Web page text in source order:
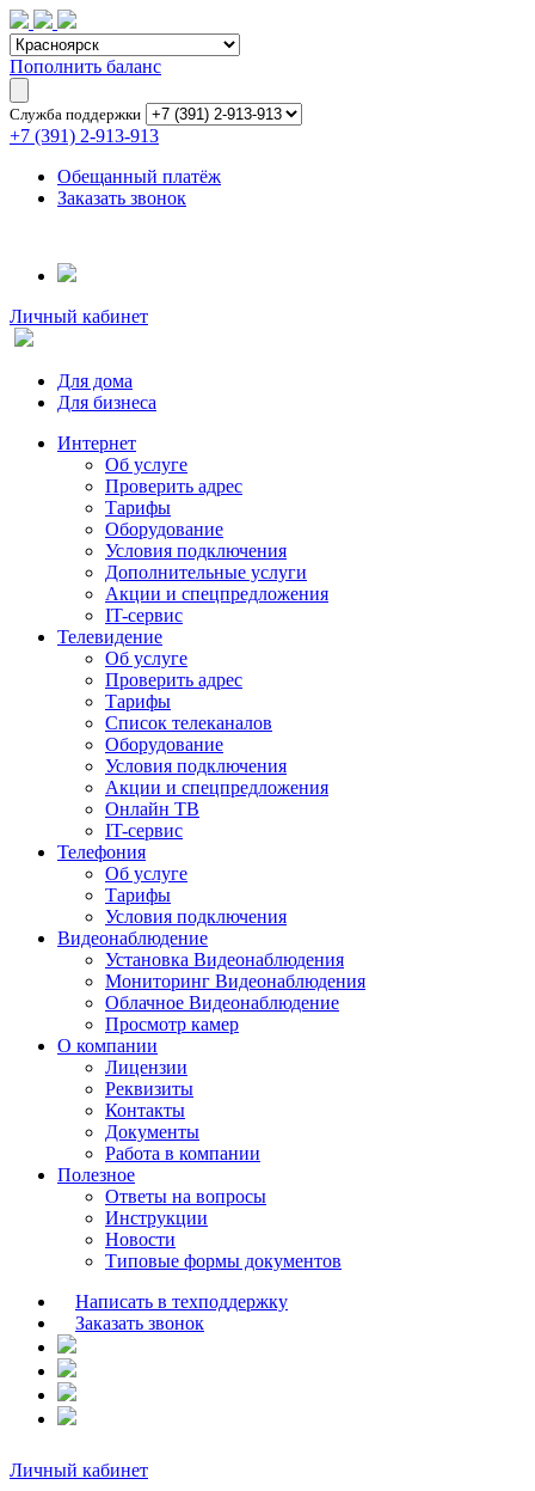
Пополнить баланс
Служба поддержки
+7 (391) 2-913-913
Обещанный платёж
Заказать звонок
Личный кабинет
Для дома
Для бизнеса
Интернет
Об услуге
Проверить адрес
Тарифы
Оборудование
Условия подключения
Дополнительные услуги
Акции и спецпредложения
IT-сервис
Телевидение
Об услуге
Проверить адрес
Тарифы
Список телеканалов
Оборудование
Условия подключения
Акции и спецпредложения
Онлайн ТВ
IT-сервис
Телефония
Об услуге
Тарифы
Условия подключения
Видеонаблюдение
Установка Видеонаблюдения
Мониторинг Видеонаблюдения
Облачное Видеонаблюдение
Просмотр камер
О компании
Лицензии
Реквизиты
Контакты
Документы
Работа в компании
Полезное
Ответы на вопросы
Инструкции
Новости
Типовые формы документов
Написать в техподдержку
Заказать звонок
Личный кабинет